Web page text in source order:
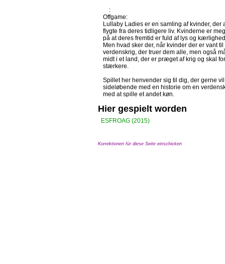
:
Offgame:
Lullaby Ladies er en samling af kvinder,
flygte fra deres tidligere liv. Kvinderne er
på at deres fremtid er fuld af lys og
Men hvad sker der, når kvinder der er vant
verdenskrig, der truer dem alle, men også
midt i et land, der er præget af krig og skal
stærkere.
Spillet her henvender sig til dig, der gerne
sideløbende med en historie om en
med at spille et andet køn.
Hier gespielt worden
ESFROAG (2015)
Korrektionen für diese Seite einschicken